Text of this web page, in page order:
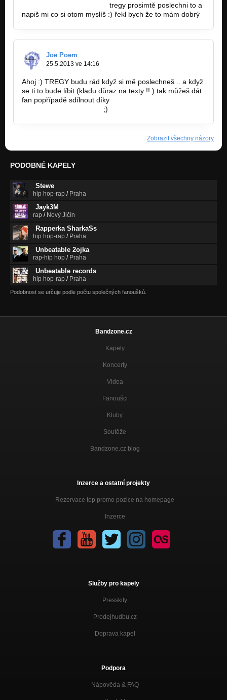
tregy prosimtě poslechni to a
napiš mi co si otom myslíš :) řekl bych že to mám dobrý
Joe Poem
25.5.2013 ve 14:16
Ahoj :) TREGY budu rád když si mě poslechneš .. a když
se ti to bude líbit (kladu důraz na texty !! ) tak můžeš dát
fan popřípadě sdílnout díky
;)
Zobrazit všechny názory
PODOBNÉ KAPELY
Stewe
hip hop-rap / Praha
Jayk3M
rap / Nový Jičín
Rapperka SharkaSs
hip hop-rap / Praha
Unbeatable 2ojka
rap-hip hop / Praha
Unbeatable records
hip hop-rap / Praha
Podobnost se určuje podle počtu společných fanoušků.
Bandzone.cz
Kapely
Koncerty
Videa
Fanoušci
Kluby
Soutěže
Bandzone.cz blog
Inzerce a ostatní projekty
Rezervace top promo pozice na homepage
Inzerce
Služby pro kapely
Presskity
Prodejhudbu.cz
Doprava kapel
Podpora
Nápověda & FAQ